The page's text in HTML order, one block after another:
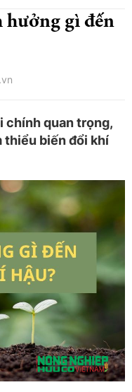
hưởng gì đến
chính quan trọng,
thiểu biến đổi khí